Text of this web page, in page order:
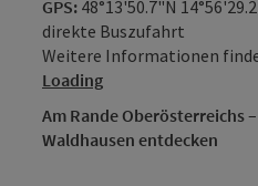
GPS: 48°13'50.7"N
direkte Buszufahrt
Weitere Informationen
Loading
Am Rande Oberösterreichs
Waldhausen entdecken